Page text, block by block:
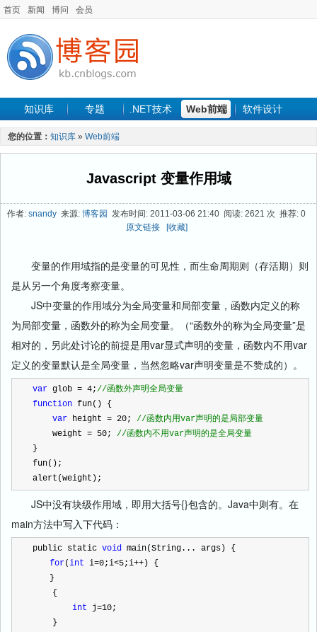
首页 新闻 博问 会员
知识库 专题 .NET技术 Web前端 软件设计
手机开发 软件工程
最新文章
您的位置： 知识库 » Web前端
Javascript 变量作用域
作者: snandy 来源: 博客园 发布时间: 2011-03-06 21:40 阅读: 2621 次 推荐: 0
原文链接
[收藏]
变量的作用域指的是变量的可见性，而生命周期则（存活期）则
是从另一个角度考察变量。
JS中变量的作用域分为全局变量和局部变量，函数内定义的称
为局部变量，函数外的称为全局变量。（“函数外的称为全局变量”是
相对的，另此处讨论的前提是用var显式声明的变量，函数内不用var
定义的变量默认是全局变量，当然忽略var声明变量是不赞成的）。
var glob = 4;//函数外声明全局变量
function fun() {
var height = 20; //函数内用var声明的是局部变量
    weight
= 50; //函数内不用var声明的是全局变量
}
fun();
alert(weight);
JS中没有块级作用域，即用大括号{}包含的。Java中则有。在
main方法中写入下代码：
public static void main(String... args) {
for(int i=0;i<5;i++ ) {
}
    {
int j=10;
    }